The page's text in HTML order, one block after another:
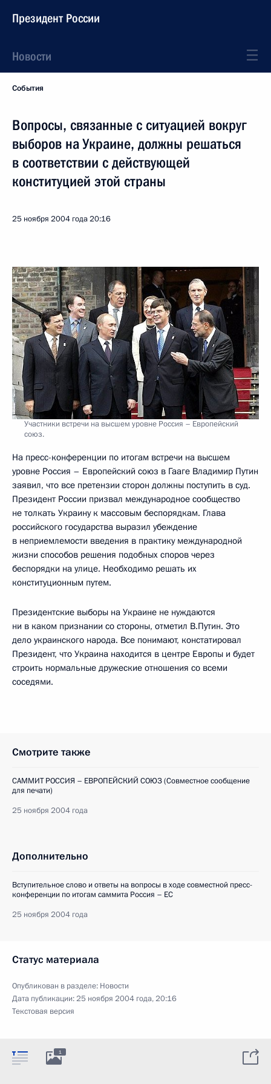
Президент России
Новости
События
Вопросы, связанные с ситуацией вокруг
выборов на Украине, должны решаться
в соответствии с действующей
конституцией этой страны
25 ноября 2004 года20:16
Участники встречи на высшем уровне Россия – Европейский
союз.
На пресс-конференции по итогам встречи на высшем
уровне Россия – Европейский союз в Гааге Владимир Путин
заявил, что все претензии сторон должны поступить в суд.
Президент России призвал международное сообщество
не толкать Украину к массовым беспорядкам. Глава
российского государства выразил убеждение
в неприемлемости введения в практику международной
жизни способов решения подобных споров через
беспорядки на улице. Необходимо решать их
конституционным путем.
Президентские выборы на Украине не нуждаются
ни в каком признании со стороны, отметил В.Путин. Это
дело украинского народа. Все понимают, констатировал
Президент, что Украина находится в центре Европы и будет
строить нормальные дружеские отношения со всеми
соседями.
Смотрите также
САММИТ РОССИЯ – ЕВРОПЕЙСКИЙ СОЮЗ (Совместное сообщение
для печати)
25 ноября 2004 года
Дополнительно
Вступительное слово и ответы на вопросы в ходе совместной пресс-
конференции по итогам саммита Россия – ЕС
25 ноября 2004 года
Статус материала
Опубликован в разделе: Новости
Дата публикации:25 ноября 2004 года, 20:16
Текстовая версия
1